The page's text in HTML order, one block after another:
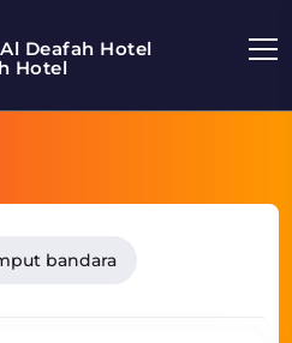
Deafah Hotel
Hotel
bandara